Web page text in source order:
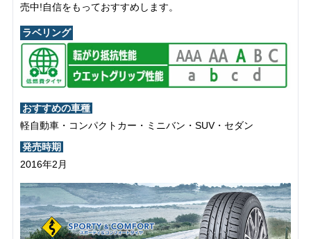
売中!自信をもっておすすめします。
ラベリング
おすすめの車種
軽自動車・コンパクトカー・ミニバン・SUV・セダン
発売時期
2016年2月